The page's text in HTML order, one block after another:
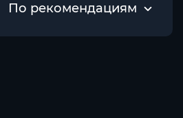
По рекомендациям